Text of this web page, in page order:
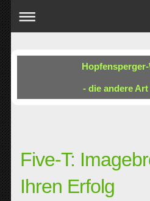
- die andere
Five-T:
Ihren Erfolg